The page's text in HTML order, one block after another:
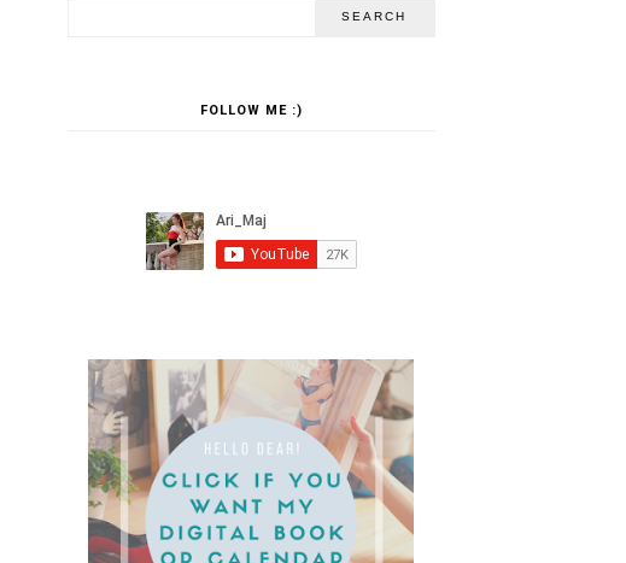
FOLLOW ME :)